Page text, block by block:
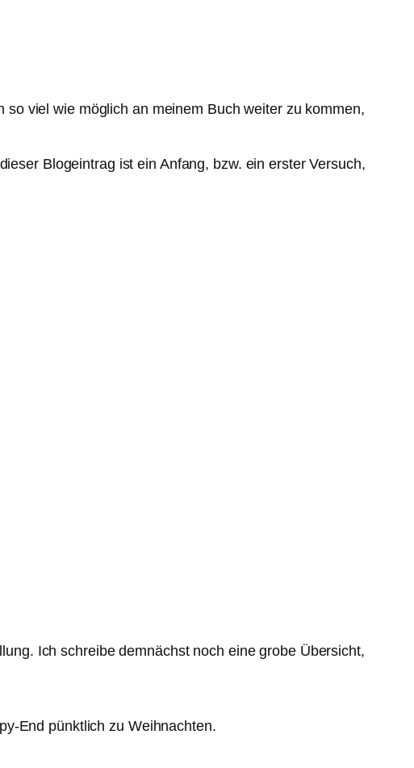
viel wie möglich an meinem Buch weiter zu kommen,
Blogeintrag ist ein Anfang, bzw. ein erster Versuch,
Ich schreibe demnächst noch eine grobe Übersicht,
End pünktlich zu Weihnachten.